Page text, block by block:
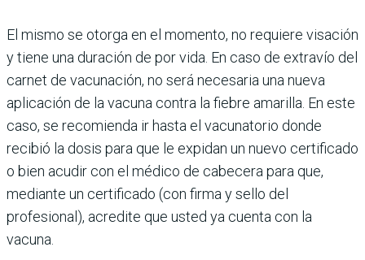
El mismo se otorga en el momento, no requiere visación
y tiene una duración de por vida. En caso de extravío del
carnet de vacunación, no será necesaria una nueva
aplicación de la vacuna contra la fiebre amarilla. En este
caso, se recomienda ir hasta el vacunatorio donde
recibió la dosis para que le expidan un nuevo certificado
o bien acudir con el médico de cabecera para que,
mediante un certificado (con firma y sello del
profesional), acredite que usted ya cuenta con la
vacuna.